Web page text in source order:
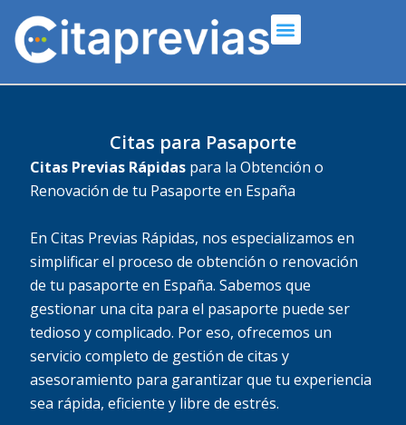
contenido
Menú
Citas para Pasaporte
Citas Previas Rápidaspara la Obtención o
Renovación de tu Pasaporte en España
En Citas Previas Rápidas, nos especializamos en
simplificar el proceso de obtención o renovación
de tu pasaporte en España. Sabemos que
gestionar una cita para el pasaporte puede ser
tedioso y complicado. Por eso, ofrecemos un
servicio completo de gestión de citas y
asesoramiento para garantizar que tu experiencia
sea rápida, eficiente y libre de estrés.